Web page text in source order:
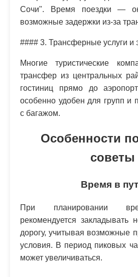
Сочи". Время поездки —
возможные задержки из-за
#### 3. Трансферные услуги и
Многие туристические
трансфер из центральных
гостиниц прямо до
особенно удобен для групп и
с багажом.
Особенности
советы
Время в
При планировании
рекомендуется закладывать
дорогу, учитывая возможные
условия. В период пиковых
может увеличиваться.